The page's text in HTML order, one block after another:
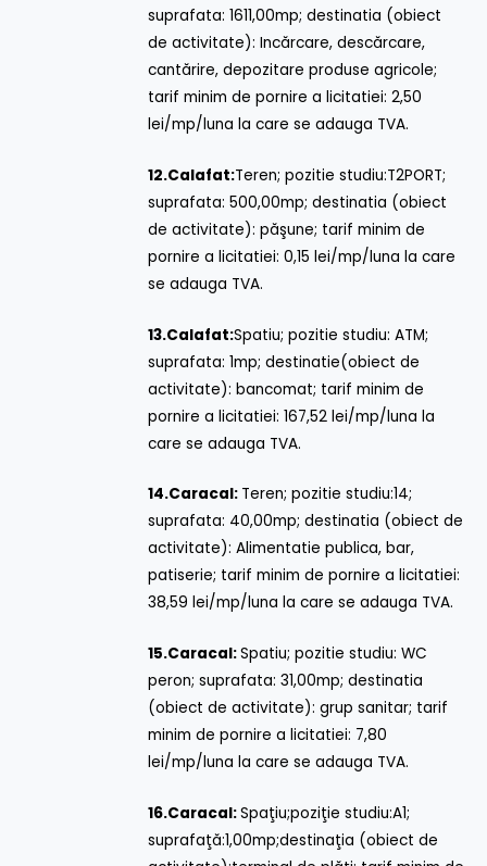
suprafata: 1611,00mp; destinatia (obiect
de activitate): Incărcare, descărcare,
cantărire, depozitare produse agricole;
tarif minim de pornire a licitatiei: 2,50
lei/mp/luna la care se adauga TVA.
12.Calafat:Teren; pozitie studiu:T2PORT;
suprafata: 500,00mp; destinatia (obiect
de activitate): păşune; tarif minim de
pornire a licitatiei: 0,15 lei/mp/luna la care
se adauga TVA.
13.Calafat:Spatiu; pozitie studiu: ATM;
suprafata: 1mp; destinatie(obiect de
activitate): bancomat; tarif minim de
pornire a licitatiei: 167,52 lei/mp/luna la
care se adauga TVA.
14.Caracal: Teren; pozitie studiu:14;
suprafata: 40,00mp; destinatia (obiect de
activitate): Alimentatie publica, bar,
patiserie; tarif minim de pornire a licitatiei:
38,59 lei/mp/luna la care se adauga TVA.
15.Caracal:Spatiu; pozitie studiu: WC
peron; suprafata: 31,00mp; destinatia
(obiect de activitate): grup sanitar; tarif
minim de pornire a licitatiei: 7,80
lei/mp/luna la care se adauga TVA.
16.Caracal:Spaţiu;poziţie studiu:A1;
suprafaţă:1,00mp;destinaţia (obiect de